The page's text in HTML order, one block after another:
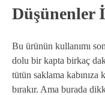
Düşünenler
Bu ürünün kullanımı
dolu bir kapta birkaç
tütün saklama
bırakır. Ama burada